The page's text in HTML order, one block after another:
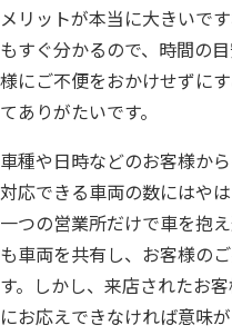
メリットが本当に大きいで
もすぐ分かるので、時間の
様にご不便をおかけせずに
てありがたいです。
車種や日時などのお客様か
対応できる車両の数にはや
一つの営業所だけで車を抱
も車両を共有し、お客様の
す。しかし、来店されたお
にお応えできなければ意味